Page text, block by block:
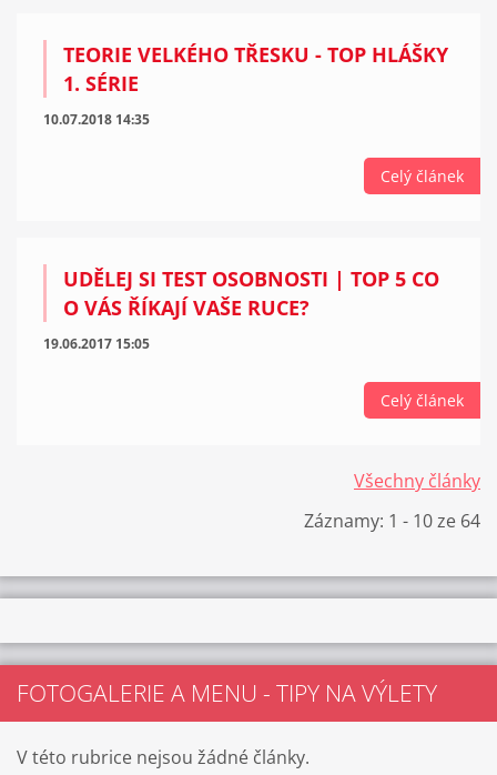
TEORIE VELKÉHO TŘESKU - TOP HLÁŠKY
1. SÉRIE
10.07.2018 14:35
Celý článek
UDĚLEJ SI TEST OSOBNOSTI | TOP 5 CO
O VÁS ŘÍKAJÍ VAŠE RUCE?
19.06.2017 15:05
Celý článek
Všechny články
Záznamy: 1 - 10 ze 64
FOTOGALERIE A MENU - TIPY NA VÝLETY
V této rubrice nejsou žádné články.